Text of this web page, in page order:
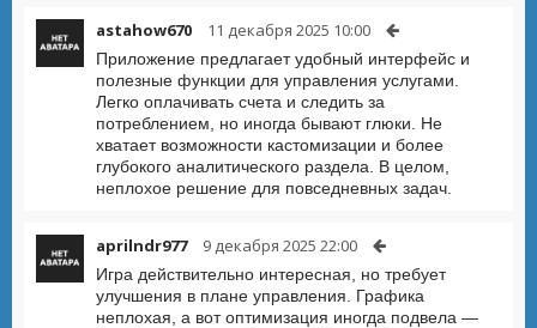
astahow670 11 декабря 2025 10:00
Приложение предлагает удобный интерфейс и
полезные функции для управления услугами.
Легко оплачивать счета и следить за
потреблением, но иногда бывают глюки. Не
хватает возможности кастомизации и более
глубокого аналитического раздела. В целом,
неплохое решение для повседневных задач.
aprilndr977 9 декабря 2025 22:00
Игра действительно интересная, но требует
улучшения в плане управления. Графика
неплохая, а вот оптимизация иногда подвела —